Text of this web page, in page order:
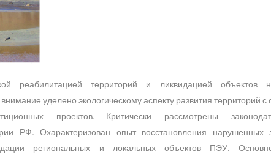
реабилитацией территорий и ликвидацией объектов
уделено экологическому аспекту развития территорий с
проектов. Критически рассмотрены
РФ. Охарактеризован опыт восстановления нарушенных
региональных и локальных объектов ПЭУ.